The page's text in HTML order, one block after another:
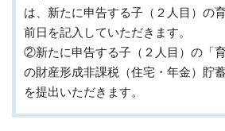
は、新たに申告する子（２人目）の
前日を記入していただきます。
②新たに申告する子（２人目）の「
の財産形成非課税（住宅・年金）貯
を提出いただきます。